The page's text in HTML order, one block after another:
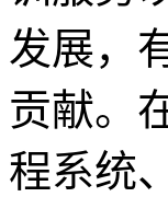
发展，
贡献。
程系统